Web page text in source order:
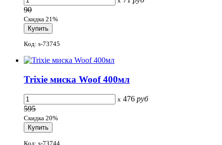
90
Скидка 21%
Код: s-73745
Trixie миска Woof 400мл
x 476 руб
595
Скидка 20%
Код: s-73744